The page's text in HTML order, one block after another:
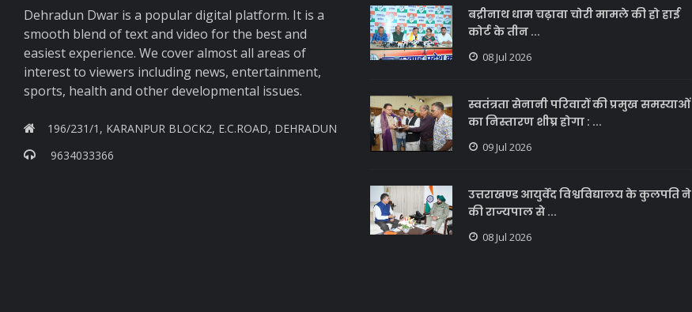
Dehradun Dwar is a popular digital platform. It is a
smooth blend of text and video for the best and
easiest experience. We cover almost all areas of
interest to viewers including news, entertainment,
sports, health and other developmental issues.
196/231/1, KARANPUR BLOCK2, E.C.ROAD, DEHRADUN
9634033366
बद्रीनाथ धाम चढ़ावा चोरी मामले की हो हाई
कोर्ट के तीन ...
08 Jul 2026
स्वतंत्रता सेनानी परिवारों की प्रमुख समस्याओं
का निस्तारण शीघ्र होगा : ...
09 Jul 2026
उत्तराखण्ड आयुर्वेद विश्वविद्यालय के कुलपति ने
की राज्यपाल से ...
08 Jul 2026